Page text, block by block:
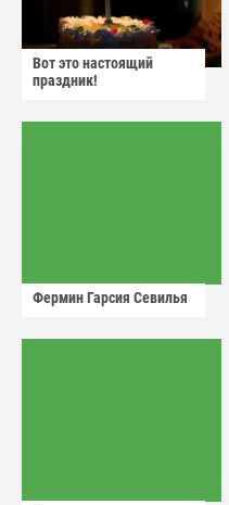
Вот это настоящий
праздник!
Фермин Гарсия Севилья